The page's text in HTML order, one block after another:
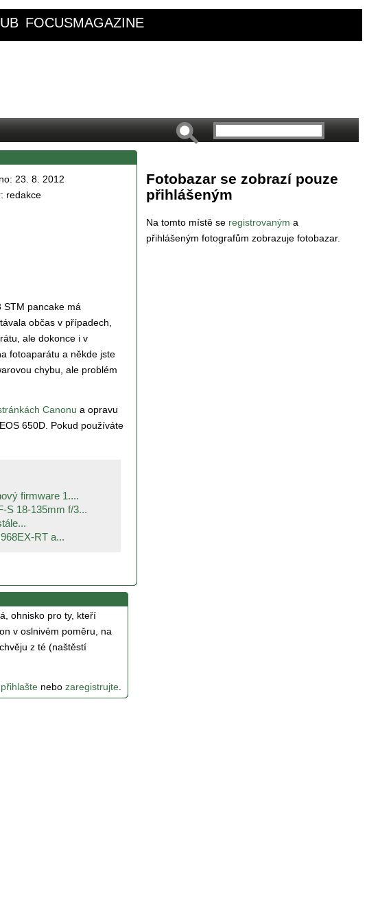
FOCUSMAGAZINE
23. 8. 2012
redakce
STM pancake má
občas v případech,
ale dokonce i v
fotoaparátu a někde jste
chybu, ale problém
Canonu a opravu
650D. Pokud používáte
firmware 1....
S 18-135mm f/3...
RT a...
ohnisko pro ty, kteří
v oslnivém poměru, na
z té (naštěstí
přihlašte nebo zaregistrujte
Fotobazar se zobrazí pouze
přihlášeným
Na tomto místě se registrovaným a
přihlášeným fotografům zobrazuje fotobazar.